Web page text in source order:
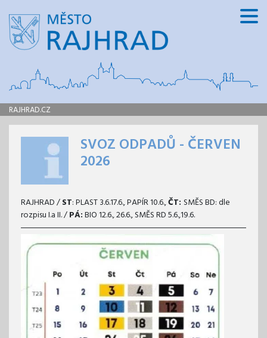
RAJHRAD.CZ
SVOZ ODPADŮ - ČERVEN
2026
RAJHRAD /ST: PLAST 3.6.17.6., PAPÍR 10.6.,ČT: SMĚS BD: dle
rozpisu I.a II. /PÁ:BIO 12.6., 26.6., SMĚS RD 5.6.,19.6.